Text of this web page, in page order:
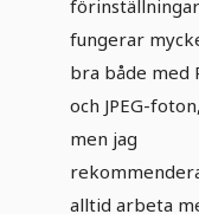
förinställningar
fungerar
bra både med
och JPEG-
men jag
alltid arbeta